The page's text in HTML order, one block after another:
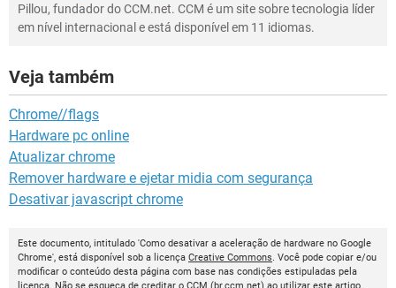
Pillou, fundador do CCM.net. CCM é um site sobre tecnologia líder
em nível internacional e está disponível em 11 idiomas.
Veja também
Chrome//flags
Hardware pc online
Atualizar chrome
Remover hardware e ejetar midia com segurança
Desativar javascript chrome
Este documento, intitulado 'Como desativar a aceleração de hardware no Google
Chrome', está disponível sob a licença Creative Commons. Você pode copiar e/ou
modificar o conteúdo desta página com base nas condições estipuladas pela
licença. Não se esqueça de creditar o CCM (br.ccm.net) ao utilizar este artigo.